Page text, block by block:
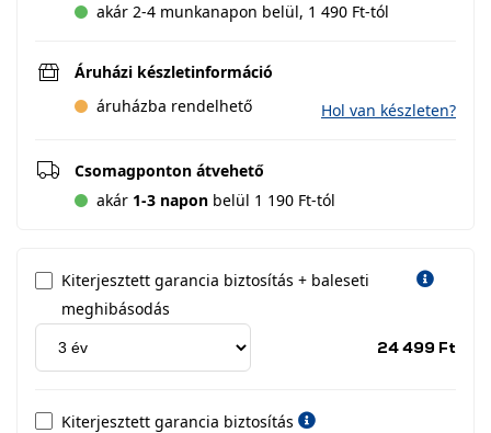
akár 2-4 munkanapon belül, 1 490 Ft-tól
Áruházi készletinformáció
áruházba rendelhető
Hol van készleten?
Csomagponton átvehető
akár 1-3 napon belül 1 190 Ft-tól
Kiterjesztett garancia biztosítás + baleseti
meghibásodás
24 499 Ft
Kiterjesztett garancia biztosítás